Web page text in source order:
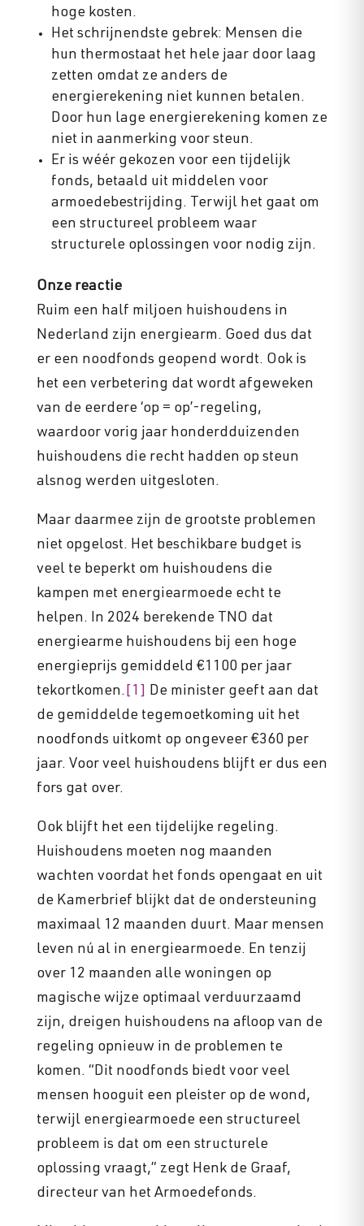
hoge kosten.
Het schrijnendste gebrek: Mensen die
hun thermostaat het hele jaar door laag
zetten omdat ze anders de
energierekening niet kunnen betalen.
Door hun lage energierekening komen ze
niet in aanmerking voor steun.
Er is wéér gekozen voor een tijdelijk
fonds, betaald uit middelen voor
armoedebestrijding. Terwijl het gaat om
een structureel probleem waar
structurele oplossingen voor nodig zijn.
Onze reactie
Ruim een half miljoen huishoudens in
Nederland zijn energiearm. Goed dus dat
er een noodfonds geopend wordt. Ook is
het een verbetering dat wordt afgeweken
van de eerdere ‘op = op’-regeling,
waardoor vorig jaar honderdduizenden
huishoudens die recht hadden op steun
alsnog werden uitgesloten.
Maar daarmee zijn de grootste problemen
niet opgelost. Het beschikbare budget is
veel te beperkt om huishoudens die
kampen met energiearmoede echt te
helpen. In 2024 berekende TNO dat
energiearme huishoudens bij een hoge
energieprijs gemiddeld €1100 per jaar
tekortkomen. [1]
De minister geeft aan dat
de gemiddelde tegemoetkoming uit het
noodfonds uitkomt op ongeveer €360 per
jaar. Voor veel huishoudens blijft er dus een
fors gat over.
Ook blijft het een tijdelijke regeling.
Huishoudens moeten nog maanden
wachten voordat het fonds opengaat en uit
de Kamerbrief blijkt dat de ondersteuning
maximaal 12 maanden duurt. Maar mensen
leven nú al in energiearmoede. En tenzij
over 12 maanden alle woningen op
magische wijze optimaal verduurzaamd
zijn, dreigen huishoudens na afloop van de
regeling opnieuw in de problemen te
komen. “Dit noodfonds biedt voor veel
mensen hooguit een pleister op de wond,
terwijl energiearmoede een structureel
probleem is dat om een structurele
oplossing vraagt,” zegt Henk de Graaf,
directeur van het Armoedefonds.